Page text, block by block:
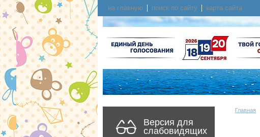
на главную поиск по сайту карта сайта
Версия для
слабовидящих
Главная